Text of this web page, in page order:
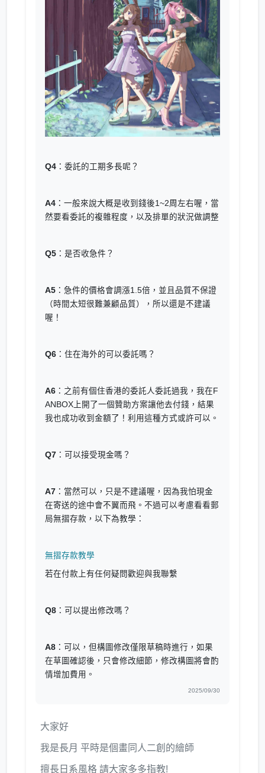
Q4 ：委託的工期多長呢？
A4 ：一般來說大概是收到錢後1~2周左右喔，當
然要看委託的複雜程度，以及排單的狀況做調整
Q5 ：是否收急件？
A5 ：急件的價格會調漲1.5倍，並且品質不保證
（時間太短很難兼顧品質），所以還是不建議
喔！
Q6 ：住在海外的可以委託嗎？
A6 ：之前有個住香港的委託人委託過我，我在F
ANBOX上開了一個贊助方案讓他去付錢，結果
我也成功收到金額了！利用這種方式或許可以。
Q7 ：可以接受現金嗎？
A7 ：當然可以，只是不建議喔，因為我怕現金
在寄送的途中會不翼而飛。不過可以考慮看看郵
局無摺存款，以下為教學：
無摺存款教學
若在付款上有任何疑問歡迎與我聯繫
Q8 ：可以提出修改嗎？
A8 ：可以，但構圖修改僅限草稿時進行，如果
在草圖確認後，只會修改細節，修改構圖將會酌
情增加費用。
2025/09/30
大家好
我是長月 平時是個畫同人二創的繪師
擅長日系風格 請大家多多指教!